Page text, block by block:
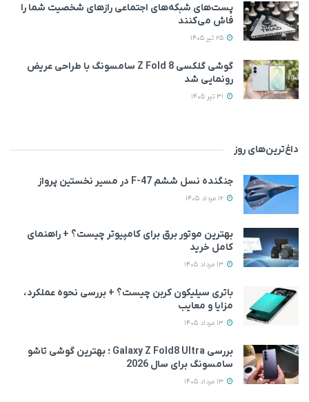
پست‌های شبکه‌های اجتماعی رازهای شخصیت شما را
فاش می‌کنند
گوشی گلکسی Z Fold 8 سامسونگ با طراحی عریض‌
رونمایی شد
داغ‌ترین‌های روز
جنگنده نسل ششم F-47 در مسیر نخستین پرواز
بهترین موتور برق برای کامپیوتر چیست؟ + راهنمای
کامل خرید
باتری سیلیکون کربن چیست؟ + بررسی نحوه عملکرد،
مزایا و معایب
بررسی Galaxy Z Fold8 Ultra ؛ بهترین گوشی تاشو
سامسونگ برای سال 2026